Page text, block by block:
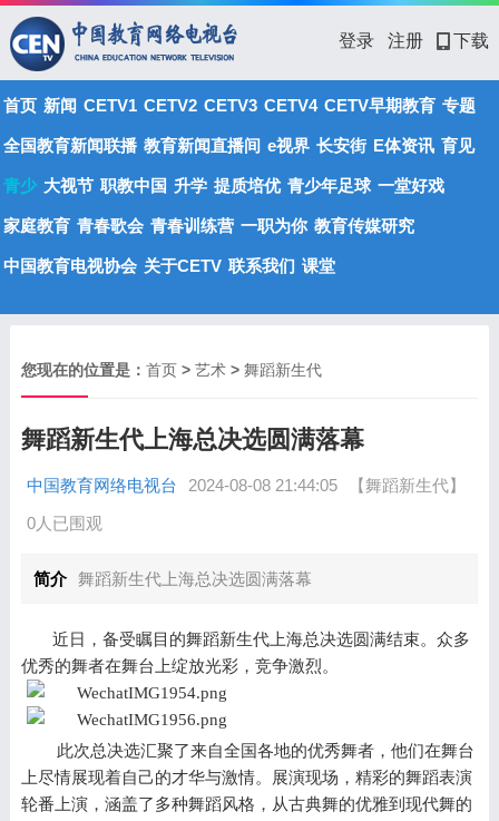
登录 注册 下载
首页 新闻 CETV1 CETV2 CETV3 CETV4 CETV早期教育 专题
全国教育新闻联播 教育新闻直播间 e视界 长安街 E体资讯 育见
青少 大视节 职教中国 升学 提质培优 青少年足球 一堂好戏
家庭教育 青春歌会 青春训练营 一职为你 教育传媒研究
中国教育电视协会 关于CETV 联系我们 课堂
您现在的位置是： 首页> 艺术> 舞蹈新生代
舞蹈新生代上海总决选圆满落幕
中国教育网络电视台 2024-08-08 21:44:05
【舞蹈新生代】
0人已围观
简介 舞蹈新生代上海总决选圆满落幕
近日，备受瞩目的舞蹈新生代上海总决选圆满结束。众多
优秀的舞者在舞台上绽放光彩，竞争激烈。
此次总决选汇聚了来自全国各地的优秀舞者，他们在舞台
上尽情展现着自己的才华与激情。展演现场，精彩的舞蹈表演
轮番上演，涵盖了多种舞蹈风格，从古典舞的优雅到现代舞的